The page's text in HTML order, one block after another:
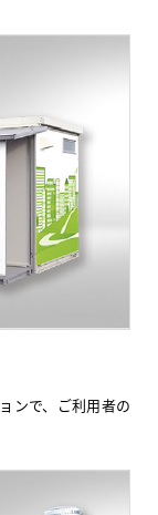
ンで、ご利用者の